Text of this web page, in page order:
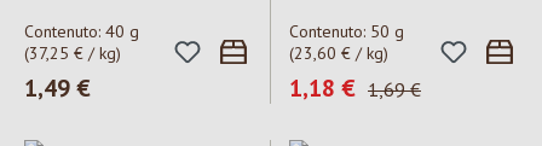
Contenuto: 40 g
(37,25 € / kg)
Prezzo normale:
1,49 €
Contenuto: 50 g
(23,60 € / kg)
Prezzo di vendita:
1,18 € Prezzo normale:
1,69 €